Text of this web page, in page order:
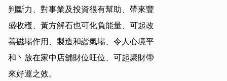
判斷力、對事業及投資很有幫助、帶來豐
盛收穫、黃方解石也可化負能量、可起改
善磁場作用、製造和諧氣場、令人心境平
和丶放在家中店舖財位旺位、可起聚財帶
來好運之效。